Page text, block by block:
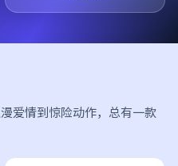
爱情到惊险动作，总有一款